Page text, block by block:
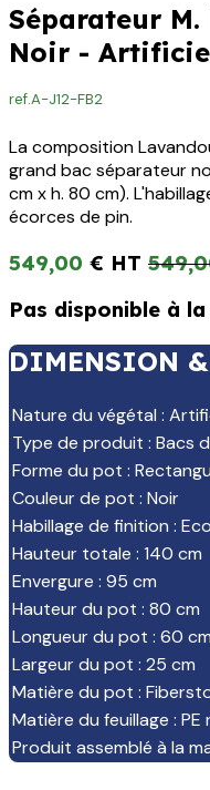
Séparateur
Noir -
ref.A-J12-FB2
La composition
grand bac séparateur
cm x h. 80 cm).
écorces de pin.
549,00 €
Pas disponible à
DIMENSION
Nature du végétal :
Type de produit : Bacs
Forme du pot :
Couleur de pot : Noir
Habillage de finition :
Hauteur totale : 140 cm
Envergure : 95 cm
Hauteur du pot : 80 cm
Longueur du pot : 60 cm
Largeur du pot : 25 cm
Matière du pot :
Matière du feuillage : PE
Produit assemblé à la